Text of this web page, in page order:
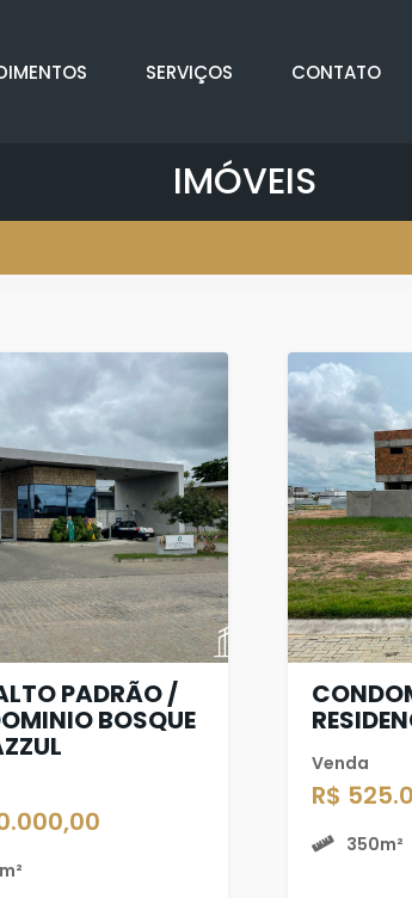
SERVIÇOS CONTATO
IMÓVEIS
PADRÃO /
BOSQUE
Venda
R$
350m²